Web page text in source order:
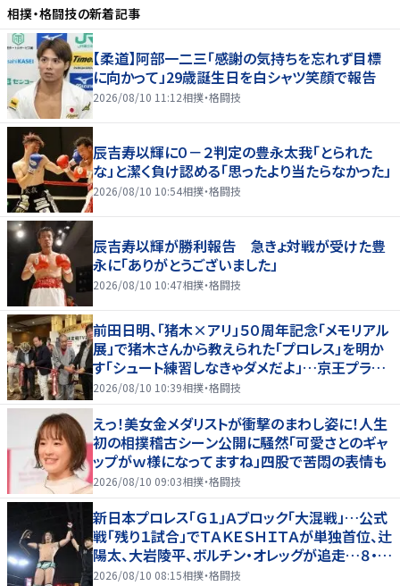
相撲・格闘技の新着記事
【柔道】阿部一二三「感謝の気持ちを忘れず目標
に向かって」29歳誕生日を白シャツ笑顔で報告
2026/08/10 11:12相撲・格闘技
辰吉寿以輝に０－２判定の豊永太我「とられた
な」と潔く負け認める「思ったより当たらなかった」
2026/08/10 10:54相撲・格闘技
辰吉寿以輝が勝利報告 急きょ対戦が受けた豊
永に「ありがとうございました」
2026/08/10 10:47相撲・格闘技
前田日明、「猪木×アリ」５０周年記念「メモリアル
展」で猪木さんから教えられた「プロレス」を明か
す「シュート練習しなきゃダメだよ」…京王プラザ
ホテルで３１日まで
2026/08/10 10:39相撲・格闘技
えっ！美女金メダリストが衝撃のまわし姿に！人生
初の相撲稽古シーン公開に騒然「可愛さとのギャ
ップがｗ様になってますね」四股で苦悶の表情も
2026/08/10 09:03相撲・格闘技
新日本プロレス「Ｇ１」Ａブロック「大混戦」…公式
戦「残り１試合」でＴＡＫＥＳＨＩＴＡが単独首位、辻
陽太、大岩陵平、ボルチン・オレッグが追走…８・９
群馬全成績
2026/08/10 08:15相撲・格闘技